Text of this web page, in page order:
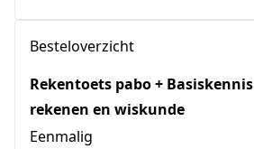
Besteloverzicht
Rekentoets pabo + Basiskennis
rekenen en wiskunde
Eenmalig